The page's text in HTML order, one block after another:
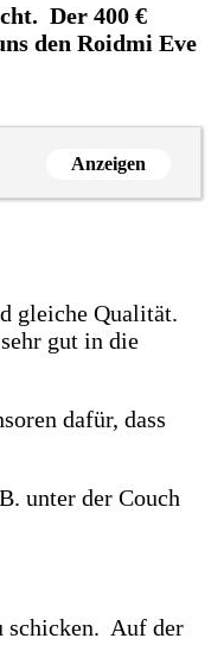
Der 400 €
den Roidmi Eve
Anzeigen
gleiche Qualität.
gut in die
dafür, dass
unter der Couch
schicken. Auf der